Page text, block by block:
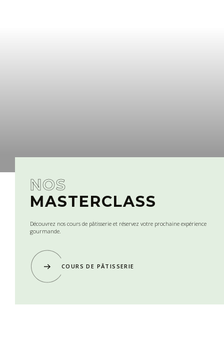
NOS
MASTERCLASS
Découvrez nos cours de pâtisserie et réservez votre prochaine expérience
gourmande.
COURS DE PÂTISSERIE